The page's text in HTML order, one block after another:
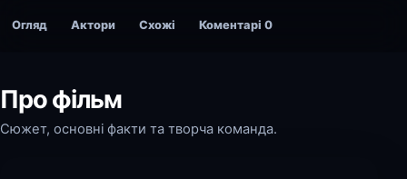
Огляд Актори Схожі Коментарі 0
Про фільм
Сюжет, основні факти та творча команда.